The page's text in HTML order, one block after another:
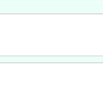
施，延